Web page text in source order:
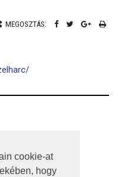
cookie-at
hogy
MEGOSZTÁS: